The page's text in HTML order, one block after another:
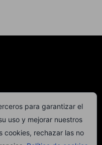
Costa Blanca
para garantizar el
uso y mejorar nuestros
cookies, rechazar las no